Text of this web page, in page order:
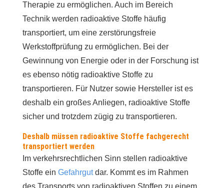
Therapie zu ermöglichen. Auch im Bereich
Technik werden radioaktive Stoffe häufig
transportiert, um eine zerstörungsfreie
Werkstoffprüfung zu ermöglichen. Bei der
Gewinnung von Energie oder in der Forschung ist
es ebenso nötig radioaktive Stoffe zu
transportieren. Für Nutzer sowie Hersteller ist es
deshalb ein großes Anliegen, radioaktive Stoffe
sicher und trotzdem zügig zu transportieren.
Deshalb müssen radioaktive Stoffe fachgerecht
transportiert werden
Im verkehrsrechtlichen Sinn stellen radioaktive
Stoffe ein Gefahrgutdar. Kommt es im Rahmen
des Transports von radioaktiven Stoffen zu einem